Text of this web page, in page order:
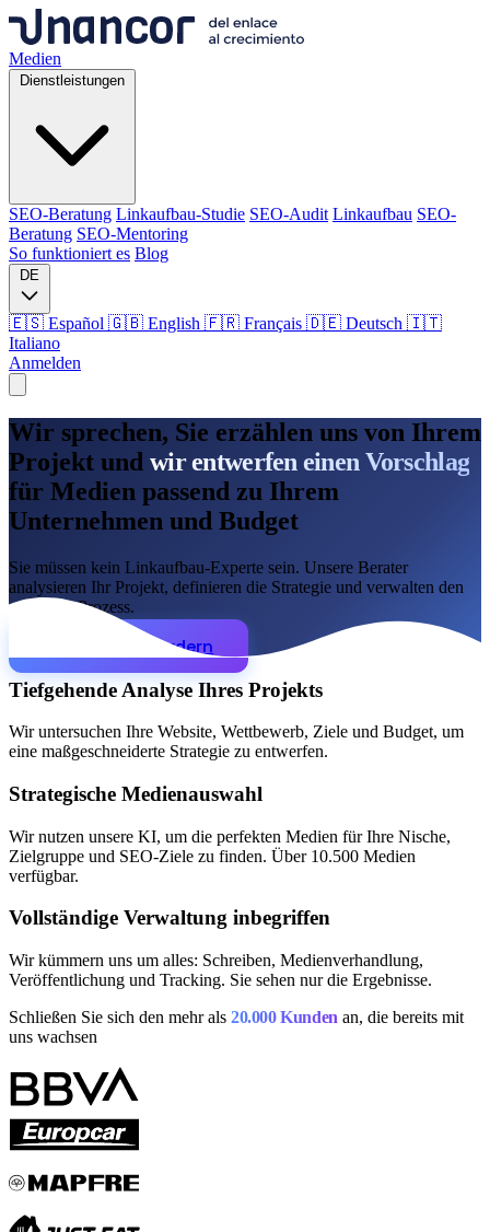
Medien
Dienstleistungen
SEO-Beratung Linkaufbau-Studie SEO-Audit Linkaufbau SEO-
Beratung SEO-Mentoring
So funktioniert es Blog
DE
🇪🇸 Español 🇬🇧 English 🇫🇷 Français 🇩🇪 Deutsch 🇮🇹
Italiano
Anmelden
Dienstleistungen
SEO-Beratung Linkaufbau-Studie SEO-Audit Linkaufbau
Beratung SEO-Mentoring
So funktioniert es Blog
🇪🇸 ES🇬🇧 EN🇫🇷 FR🇩🇪 DE
Wir sprechen, Sie erzählen uns von Ihrem
Projekt und wir entwerfen einen Vorschlag
für Medien passend zu Ihrem
Unternehmen und Budget
Sie müssen kein Linkaufbau-Experte sein. Unsere Berater
analysieren Ihr Projekt, definieren die Strategie und verwalten den
gesamten Prozess.
Beratung anfordern
Tiefgehende Analyse Ihres Projekts
Wir untersuchen Ihre Website, Wettbewerb, Ziele und Budget, um
eine maßgeschneiderte Strategie zu entwerfen.
Strategische Medienauswahl
Wir nutzen unsere KI, um die perfekten Medien für Ihre Nische,
Zielgruppe und SEO-Ziele zu finden. Über 10.500 Medien
verfügbar.
Vollständige Verwaltung inbegriffen
Wir kümmern uns um alles: Schreiben, Medienverhandlung,
Veröffentlichung und Tracking. Sie sehen nur die Ergebnisse.
Schließen Sie sich den mehr als 20.000 Kunden an, die bereits mit
uns wachsen